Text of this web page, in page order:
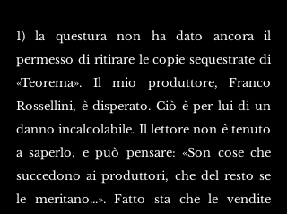
1) la questura non ha dato ancora il
permesso di ritirare le copie sequestrate di
«Teorema». Il mio produttore, Franco
Rossellini, è disperato. Ciò è per lui di un
danno incalcolabile. Il lettore non è tenuto
a saperlo, e può pensare: «Son cose che
succedono ai produttori, che del resto se
le meritano...». Fatto sta che le vendite